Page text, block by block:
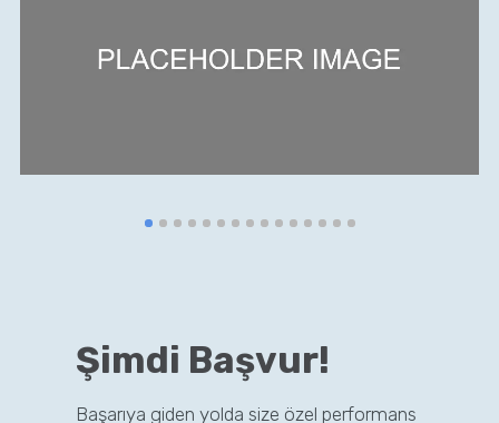
Şimdi Başvur!
Başarıya giden yolda size özel performans